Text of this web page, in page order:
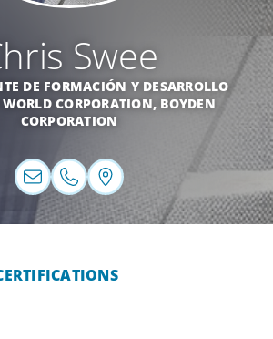
Swee
DE FORMACIÓN Y DESARROLLO
CORPORATION, BOYDEN
CORPORATION